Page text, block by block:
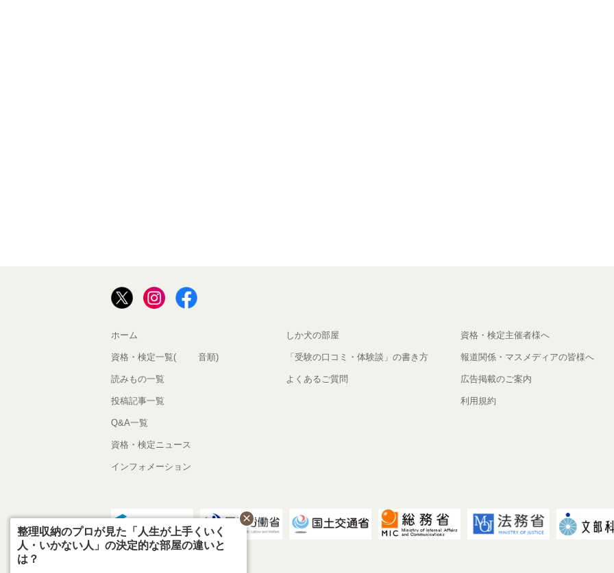
ホーム
資格・検定一覧(50音順)
読みもの一覧
投稿記事一覧
Q&A一覧
資格・検定ニュース
インフォメーション
しか犬の部屋
「受験の口コミ・体験談」の書き方
よくあるご質問
資格・検定主催者様へ
報道関係・マスメディアの皆様へ
広告掲載のご案内
利用規約
整理収納のプロが見た「人生が上手くいく
人・いかない人」の決定的な部屋の違いと
は？
close